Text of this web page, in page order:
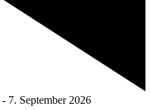
- 7. September 2026